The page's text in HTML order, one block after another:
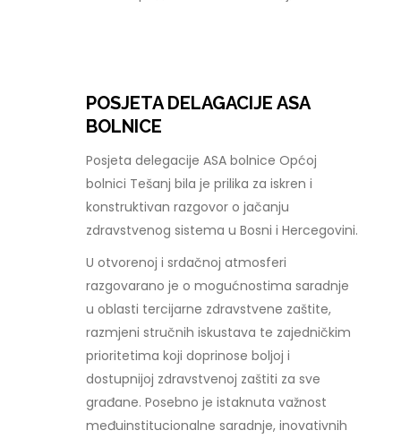
POSJETA DELAGACIJE ASA
BOLNICE
Posjeta delegacije ASA bolnice Općoj
bolnici Tešanj bila je prilika za iskren i
konstruktivan razgovor o jačanju
zdravstvenog sistema u Bosni i Hercegovini.
U otvorenoj i srdačnoj atmosferi
razgovarano je o mogućnostima saradnje
u oblasti tercijarne zdravstvene zaštite,
razmjeni stručnih iskustava te zajedničkim
prioritetima koji doprinose boljoj i
dostupnijoj zdravstvenoj zaštiti za sve
građane. Posebno je istaknuta važnost
međuinstitucionalne saradnje, inovativnih